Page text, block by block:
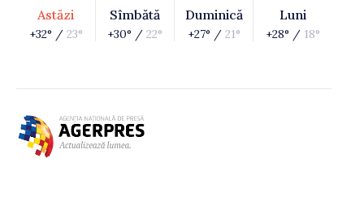
Astăzi
+32° / 23°
Sîmbătă
+30° / 22°
Duminică
+27° / 21°
Luni
+28° / 18°